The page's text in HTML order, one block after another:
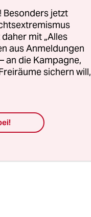
jetzt
mit „Alles
aus Anmeldungen
an die Kampagne,
sichern will,